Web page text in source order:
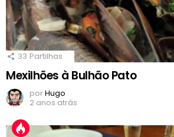
33 Partilhas
Mexilhões à Bulhão Pato
porHugo
2 anos atrás